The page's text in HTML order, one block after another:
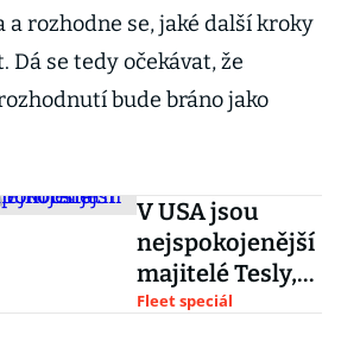
a rozhodne se, jaké další kroky
Dá se tedy očekávat, že
bude bráno jako
V USA jsou
nejspokojenější
majitelé Tesly,
nejhorší je Fiat.
Fleet speciál